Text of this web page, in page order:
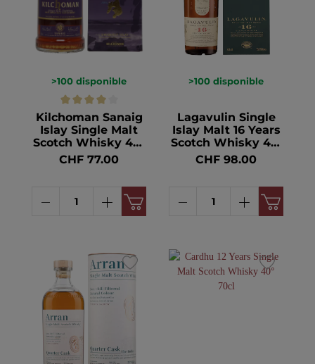
>100 disponible
Kilchoman Sanaig
Islay Single Malt
Scotch Whisky 46°
70cl
CHF 77.00
>100 disponible
Lagavulin Single
Islay Malt 16 Years
Scotch Whisky 43°
70cl
CHF 98.00